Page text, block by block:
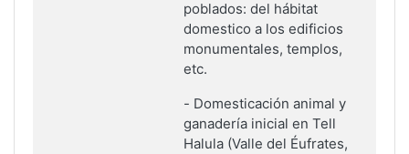
poblados: del hábitat
domestico a los edificios
monumentales, templos,
etc.
- Domesticación animal y
ganadería inicial en Tell
Halula (Valle del Éufrates,